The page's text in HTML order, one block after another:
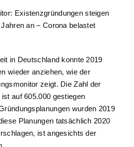
Existenzgründungen steigen
an – Corona belastet
in Deutschland konnte 2019
wieder anziehen, wie der
zeigt. Die Zahl der
auf 605.000 gestiegen
wurden 2019
Planungen tatsächlich 2020
ist angesichts der